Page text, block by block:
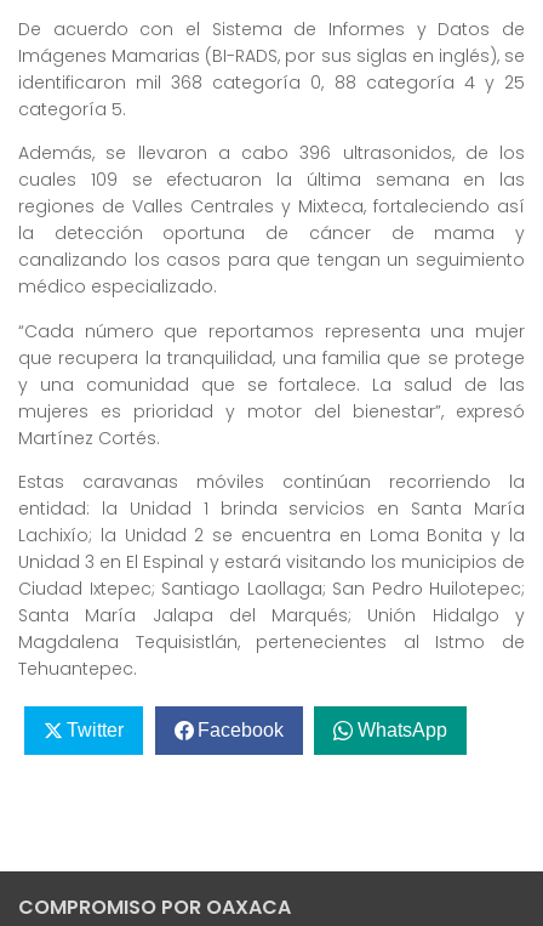
De acuerdo con el Sistema de Informes y Datos de
Imágenes Mamarias (BI-RADS, por sus siglas en inglés), se
identificaron mil 368 categoría 0, 88 categoría 4 y 25
categoría 5.
Además, se llevaron a cabo 396 ultrasonidos, de los
cuales 109 se efectuaron la última semana en las
regiones de Valles Centrales y Mixteca, fortaleciendo así
la detección oportuna de cáncer de mama y
canalizando los casos para que tengan un seguimiento
médico especializado.
“Cada número que reportamos representa una mujer
que recupera la tranquilidad, una familia que se protege
y una comunidad que se fortalece. La salud de las
mujeres es prioridad y motor del bienestar”, expresó
Martínez Cortés.
Estas caravanas móviles continúan recorriendo la
entidad: la Unidad 1 brinda servicios en Santa María
Lachixío; la Unidad 2 se encuentra en Loma Bonita y la
Unidad 3 en El Espinal y estará visitando los municipios de
Ciudad Ixtepec; Santiago Laollaga; San Pedro Huilotepec;
Santa María Jalapa del Marqués; Unión Hidalgo y
Magdalena Tequisistlán, pertenecientes al Istmo de
Tehuantepec.
Twitter Facebook WhatsApp
COMPROMISO POR OAXACA